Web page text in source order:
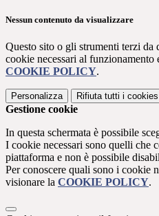
Nessun contenuto da visualizzare
Questo sito o gli strumenti terzi
cookie necessari al
COOKIE POLICY.
Personalizza Rifiuta tutti i cookies
Gestione cookie
In questa schermata è possibile
I cookie necessari sono quelli che
piattaforma e non è possibile
Per conoscere quali sono i cookie
visionare la COOKIE POLICY.